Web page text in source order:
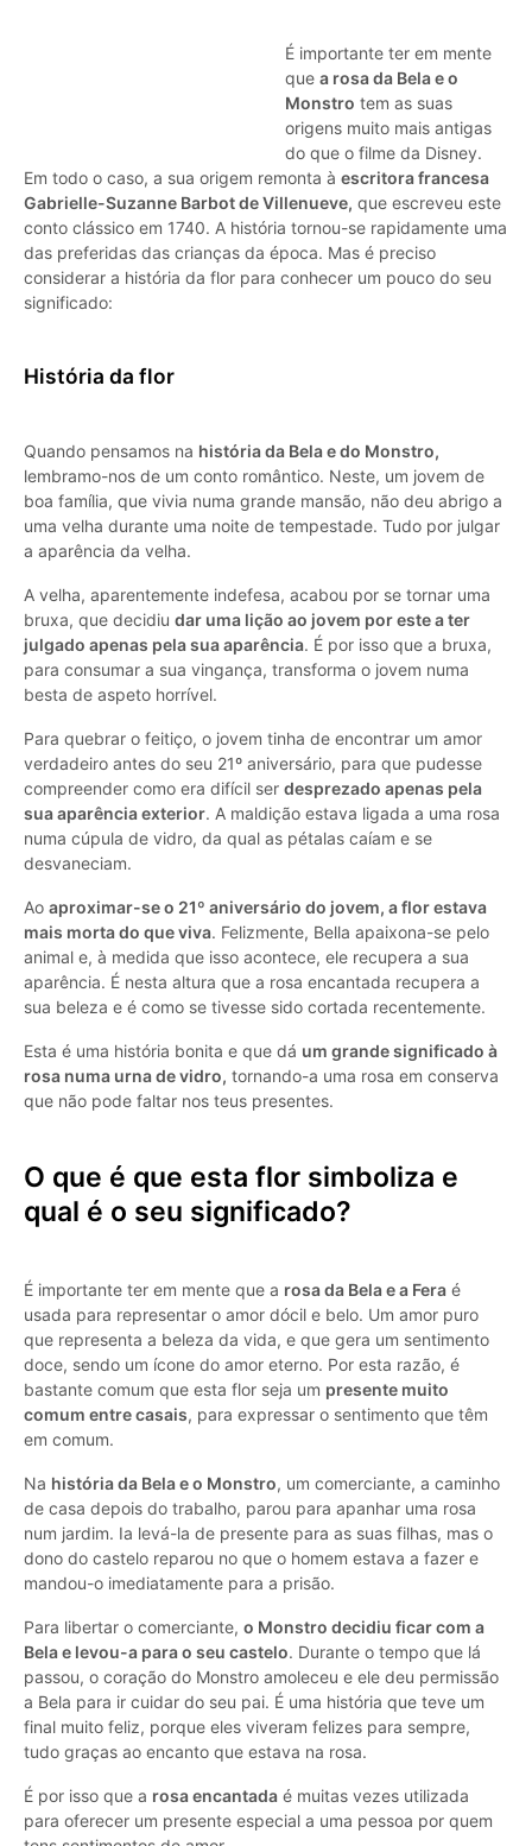
É importante ter em mente
que a rosa da Bela e o
Monstro tem as suas
origens muito mais antigas
do que o filme da Disney.
Em todo o caso, a sua origem remonta à escritora francesa
Gabrielle-Suzanne Barbot de Villenueve, que escreveu este
conto clássico em 1740. A história tornou-se rapidamente uma
das preferidas das crianças da época. Mas é preciso
considerar a história da flor para conhecer um pouco do seu
significado:
História da flor
Quando pensamos na história da Bela e do Monstro,
lembramo-nos de um conto romântico. Neste, um jovem de
boa família, que vivia numa grande mansão, não deu abrigo a
uma velha durante uma noite de tempestade. Tudo por julgar
a aparência da velha.
A velha, aparentemente indefesa, acabou por se tornar uma
bruxa, que decidiu dar uma lição ao jovem por este a ter
julgado apenas pela sua aparência. É por isso que a bruxa,
para consumar a sua vingança, transforma o jovem numa
besta de aspeto horrível.
Para quebrar o feitiço, o jovem tinha de encontrar um amor
verdadeiro antes do seu 21º aniversário, para que pudesse
compreender como era difícil ser desprezado apenas pela
sua aparência exterior. A maldição estava ligada a uma rosa
numa cúpula de vidro, da qual as pétalas caíam e se
desvaneciam.
Ao aproximar-se o 21º aniversário do jovem, a flor estava
mais morta do que viva. Felizmente, Bella apaixona-se pelo
animal e, à medida que isso acontece, ele recupera a sua
aparência. É nesta altura que a rosa encantada recupera a
sua beleza e é como se tivesse sido cortada recentemente.
Esta é uma história bonita e que dá um grande significado à
rosa numa urna de vidro, tornando-a uma rosa em conserva
que não pode faltar nos teus presentes.
O que é que esta flor simboliza e
qual é o seu significado?
É importante ter em mente que a rosa da Bela e a Fera é
usada para representar o amor dócil e belo. Um amor puro
que representa a beleza da vida, e que gera um sentimento
doce, sendo um ícone do amor eterno. Por esta razão, é
bastante comum que esta flor seja um presente muito
comum entre casais, para expressar o sentimento que têm
em comum.
Na história da Bela e o Monstro, um comerciante, a caminho
de casa depois do trabalho, parou para apanhar uma rosa
num jardim. Ia levá-la de presente para as suas filhas, mas o
dono do castelo reparou no que o homem estava a fazer e
mandou-o imediatamente para a prisão.
Para libertar o comerciante, o Monstro decidiu ficar com a
Bela e levou-a para o seu castelo. Durante o tempo que lá
passou, o coração do Monstro amoleceu e ele deu permissão
a Bela para ir cuidar do seu pai. É uma história que teve um
final muito feliz, porque eles viveram felizes para sempre,
tudo graças ao encanto que estava na rosa.
É por isso que a rosa encantada é muitas vezes utilizada
para oferecer um presente especial a uma pessoa por quem